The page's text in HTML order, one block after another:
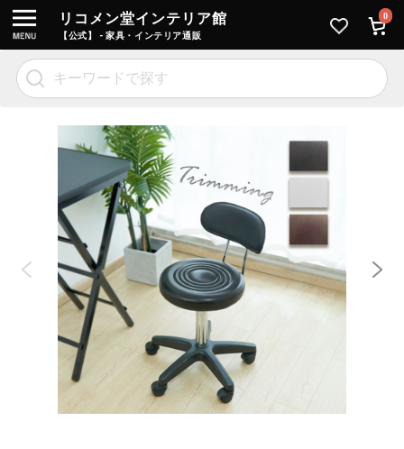
リコメン堂インテリア館
【公式】 - 家具・インテリア通販
0